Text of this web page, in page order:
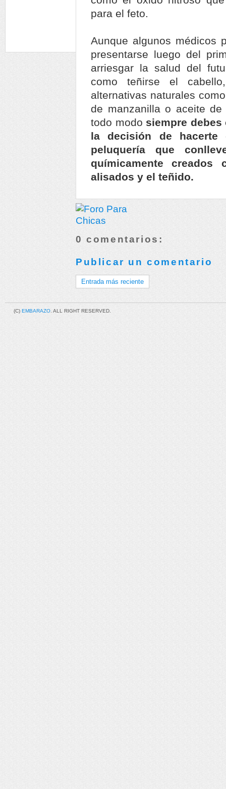
para el feto.
Aunque algunos médicos
presentarse luego del
arriesgar la salud del
como teñirse el
alternativas naturales
de manzanilla o aceite
todo modo siempre
la decisión de hacerte
peluquería que
químicamente creados
alisados y el teñido.
0 comentarios:
Publicar un comentario
Entrada más reciente
(C) EMBARAZO . ALL RIGHT RESERVED.